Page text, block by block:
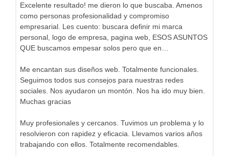
Excelente resultado! me dieron lo que buscaba. Amenos
como personas profesionalidad y compromiso
empresarial. Les cuento: buscara definir mi marca
personal, logo de empresa, pagina web, ESOS ASUNTOS
QUE buscamos empesar solos pero que en…
Me encantan sus diseños web. Totalmente funcionales.
Seguimos todos sus consejos para nuestras redes
sociales. Nos ayudaron un montón. Nos ha ido muy bien.
Muchas gracias
Muy profesionales y cercanos. Tuvimos un problema y lo
resolvieron con rapidez y eficacia. Llevamos varios años
trabajando con ellos. Totalmente recomendables.